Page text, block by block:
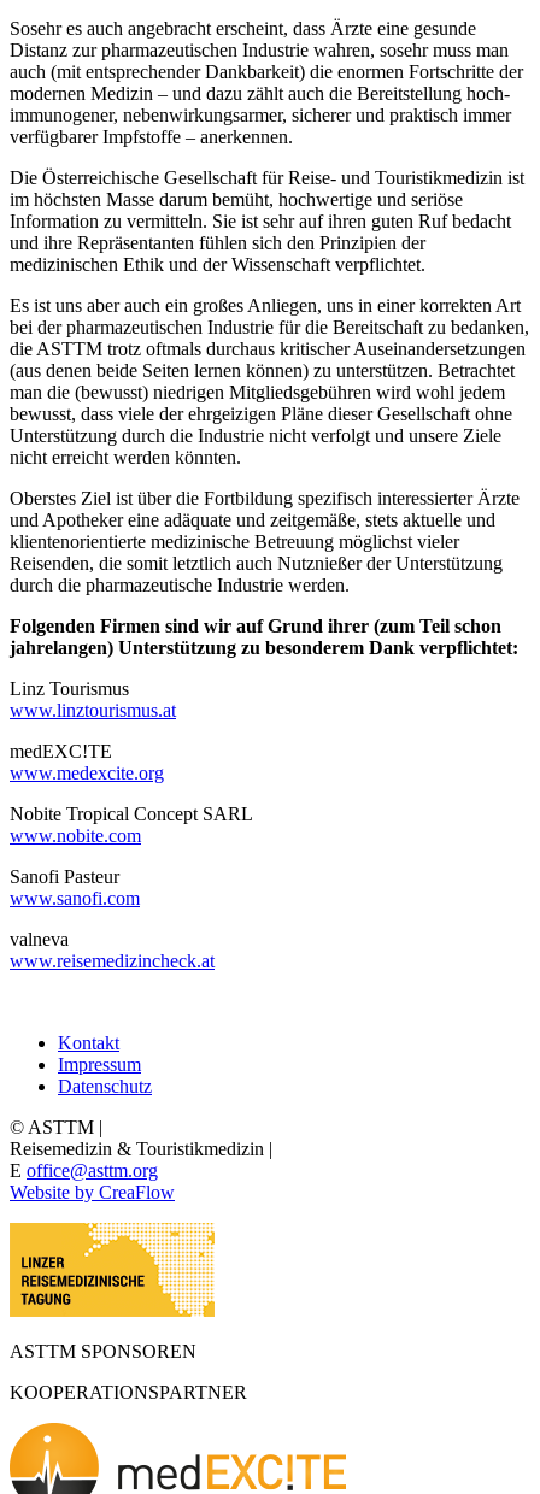
Sosehr es auch angebracht erscheint, dass Ärzte eine gesunde
Distanz zur pharmazeutischen Industrie wahren, sosehr muss man
auch (mit entsprechender Dankbarkeit) die enormen Fortschritte der
modernen Medizin – und dazu zählt auch die Bereitstellung hoch-
immunogener, nebenwirkungsarmer, sicherer und praktisch immer
verfügbarer Impfstoffe – anerkennen.
Die Österreichische Gesellschaft für Reise- und Touristikmedizin ist
im höchsten Masse darum bemüht, hochwertige und seriöse
Information zu vermitteln. Sie ist sehr auf ihren guten Ruf bedacht
und ihre Repräsentanten fühlen sich den Prinzipien der
medizinischen Ethik und der Wissenschaft verpflichtet.
Es ist uns aber auch ein großes Anliegen, uns in einer korrekten Art
bei der pharmazeutischen Industrie für die Bereitschaft zu bedanken,
die ASTTM trotz oftmals durchaus kritischer Auseinandersetzungen
(aus denen beide Seiten lernen können) zu unterstützen. Betrachtet
man die (bewusst) niedrigen Mitgliedsgebühren wird wohl jedem
bewusst, dass viele der ehrgeizigen Pläne dieser Gesellschaft ohne
Unterstützung durch die Industrie nicht verfolgt und unsere Ziele
nicht erreicht werden könnten.
Oberstes Ziel ist über die Fortbildung spezifisch interessierter Ärzte
und Apotheker eine adäquate und zeitgemäße, stets aktuelle und
klientenorientierte medizinische Betreuung möglichst vieler
Reisenden, die somit letztlich auch Nutznießer der Unterstützung
durch die pharmazeutische Industrie werden.
Folgenden Firmen sind wir auf Grund ihrer (zum Teil schon
jahrelangen) Unterstützung zu besonderem Dank verpflichtet:
Linz Tourismus
www.linztourismus.at
medEXC!TE
www.medexcite.org
Nobite Tropical Concept SARL
www.nobite.com
Sanofi Pasteur
www.sanofi.com
valneva
www.reisemedizincheck.at
Kontakt
Impressum
Datenschutz
© ASTTM |
Reisemedizin & Touristikmedizin |
E office@asttm.org
Website by CreaFlow
ASTTM SPONSOREN
KOOPERATIONSPARTNER